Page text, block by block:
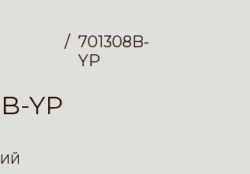
701308B-
YP
YP